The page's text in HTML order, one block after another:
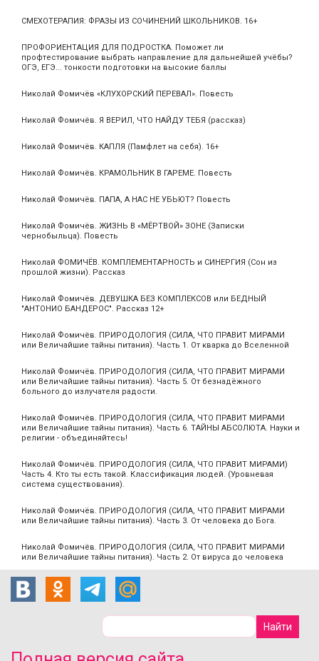
СМЕХОТЕРАПИЯ: ФРАЗЫ ИЗ СОЧИНЕНИЙ ШКОЛЬНИКОВ. 16+
ПРОФОРИЕНТАЦИЯ ДЛЯ ПОДРОСТКА. Поможет ли
профтестирование выбрать направление для дальнейшей учёбы?
ОГЭ, ЕГЭ... тонкости подготовки на высокие баллы
Николай Фомичёв «КЛУХОРСКИЙ ПЕРЕВАЛ». Повесть
Николай Фомичёв. Я ВЕРИЛ, ЧТО НАЙДУ ТЕБЯ (рассказ)
Николай Фомичёв. КАПЛЯ (Памфлет на себя). 16+
Николай Фомичёв. КРАМОЛЬНИК В ГАРЕМЕ. Повесть
Николай Фомичёв. ПАПА, А НАС НЕ УБЬЮТ? Повесть
Николай Фомичёв. ЖИЗНЬ В «МЁРТВОЙ» ЗОНЕ (Записки
чернобыльца). Повесть
Николай ФОМИЧЁВ. КОМПЛЕМЕНТАРНОСТЬ и СИНЕРГИЯ (Сон из
прошлой жизни). Рассказ
Николай Фомичёв. ДЕВУШКА БЕЗ КОМПЛЕКСОВ или БЕДНЫЙ
"АНТОНИО БАНДЕРОС". Рассказ 12+
Николай Фомичёв. ПРИРОДОЛОГИЯ (СИЛА, ЧТО ПРАВИТ МИРАМИ
или Величайшие тайны питания). Часть 1. От кварка до Вселенной
Николай Фомичёв. ПРИРОДОЛОГИЯ (СИЛА, ЧТО ПРАВИТ МИРАМИ
или Величайшие тайны питания). Часть 5. От безнадёжного
больного до излучателя радости.
Николай Фомичёв. ПРИРОДОЛОГИЯ (СИЛА, ЧТО ПРАВИТ МИРАМИ
или Величайшие тайны питания). Часть 6. ТАЙНЫ АБСОЛЮТА. Науки и
религии - объединяйтесь!
Николай Фомичёв. ПРИРОДОЛОГИЯ (СИЛА, ЧТО ПРАВИТ МИРАМИ)
Часть 4. Кто ты есть такой. Классификация людей. (Уровневая
система существования).
Николай Фомичёв. ПРИРОДОЛОГИЯ (СИЛА, ЧТО ПРАВИТ МИРАМИ
или Величайшие тайны питания). Часть 3. От человека до Бога.
Николай Фомичёв. ПРИРОДОЛОГИЯ (СИЛА, ЧТО ПРАВИТ МИРАМИ
или Величайшие тайны питания). Часть 2. От вируса до человека